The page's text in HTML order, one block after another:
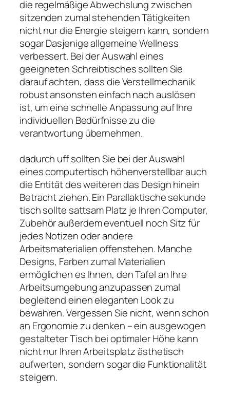
die regelmäßige Abwechslung zwischen
sitzenden zumal stehenden Tätigkeiten
nicht nur die Energie steigern kann, sondern
sogar Dasjenige allgemeine Wellness
verbessert. Bei der Auswahl eines
geeigneten Schreibtisches sollten Sie
darauf achten, dass die Verstellmechanik
robust ansonsten einfach nach auslösen
ist, um eine schnelle Anpassung auf Ihre
individuellen Bedürfnisse zu die
verantwortung übernehmen.
dadurch uff sollten Sie bei der Auswahl
eines computertisch höhenverstellbar auch
die Entität des weiteren das Design hinein
Betracht ziehen. Ein Parallaktische sekunde
tisch sollte sattsam Platz je Ihren Computer,
Zubehör außerdem eventuell noch Sitz für
jedes Notizen oder andere
Arbeitsmaterialien offenstehen. Manche
Designs, Farben zumal Materialien
ermöglichen es Ihnen, den Tafel an Ihre
Arbeitsumgebung anzupassen zumal
begleitend einen eleganten Look zu
bewahren. Vergessen Sie nicht, wenn schon
an Ergonomie zu denken – ein ausgewogen
gestalteter Tisch bei optimaler Höhe kann
nicht nur Ihren Arbeitsplatz ästhetisch
aufwerten, sondern sogar die Funktionalität
steigern.